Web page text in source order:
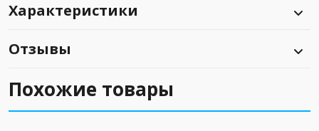
Характеристики
Отзывы
Похожие товары